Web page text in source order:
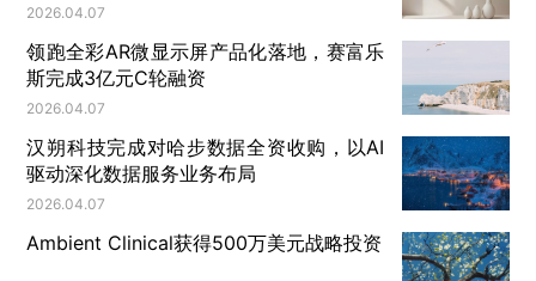
2026.04.07
领跑全彩AR微显示屏产品化落地，赛富乐
斯完成3亿元C轮融资
2026.04.07
汉朔科技完成对哈步数据全资收购，以AI
驱动深化数据服务业务布局
2026.04.07
Ambient Clinical获得500万美元战略投资